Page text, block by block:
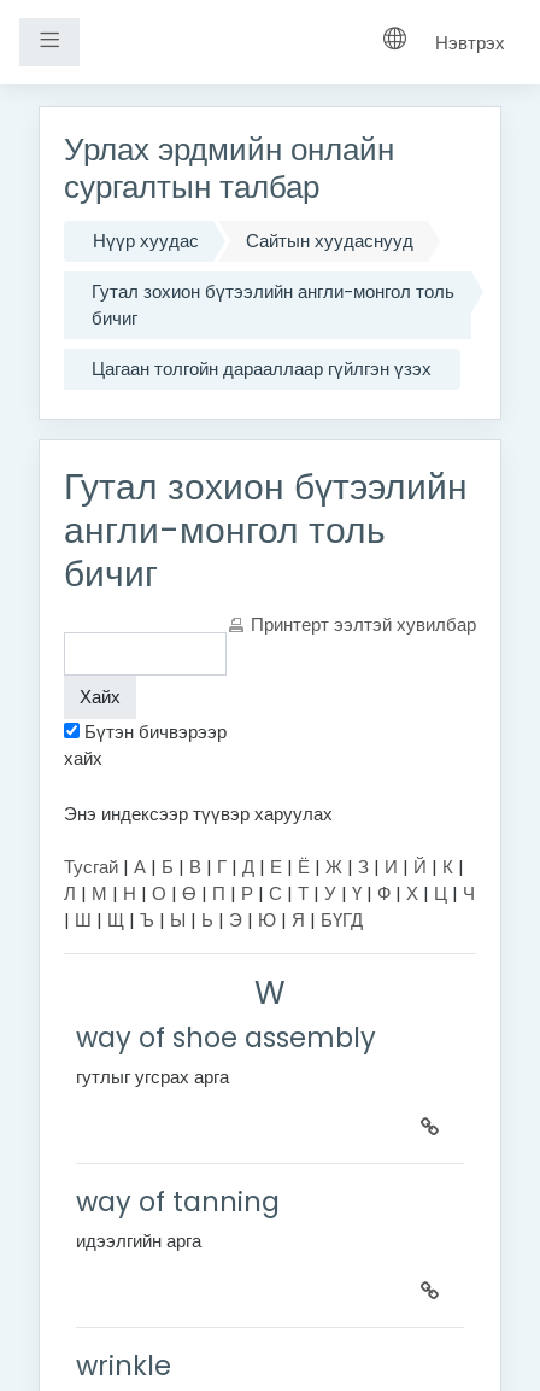
Хажуугийн самбар Нэвтрэх
Урлах эрдмийн онлайн
сургалтын талбар
Нүүр хуудас
Сайтын хуудаснууд
Гутал зохион бүтээлийн англи-монгол толь
бичиг
Цагаан толгойн дарааллаар гүйлгэн үзэх
Гутал зохион бүтээлийн
англи-монгол толь
бичиг
Принтерт ээлтэй хувилбар
Бүтэн бичвэрээр
хайх
Энэ индексээр түүвэр харуулах
Тусгай | А | Б | В | Г | Д | Е | Ё | Ж | З | И | Й | К |
Л | М | Н | О | Ө | П | Р | С | Т | У | Ү | Ф | Х | Ц | Ч
| Ш | Щ | Ъ | Ы | Ь | Э | Ю | Я | БҮГД
W
way of shoe assembly
гутлыг угсрах арга
way of tanning
идээлгийн арга
wrinkle